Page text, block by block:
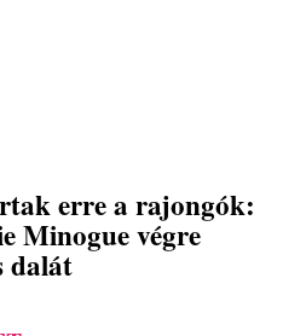
erre a rajongók:
Minogue végre
dalát